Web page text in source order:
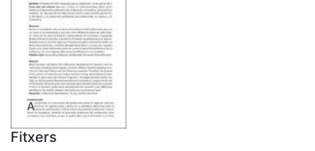
Fitxers